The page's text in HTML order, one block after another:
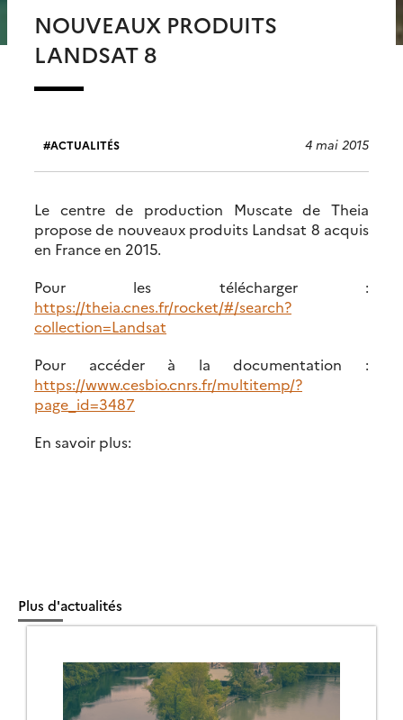
NOUVEAUX PRODUITS
LANDSAT 8
ACTUALITÉS 4 mai 2015
Le centre de production Muscate de Theia
propose de nouveaux produits Landsat 8 acquis
en France en 2015.
Pour les télécharger :
https://theia.cnes.fr/rocket/#/search?
collection=Landsat
Pour accéder à la documentation :
https://www.cesbio.cnrs.fr/multitemp/?
page_id=3487
En savoir plus:
Plus d'actualités